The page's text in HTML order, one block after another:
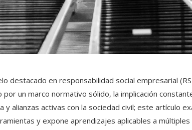
destacado en responsabilidad social empresarial
un marco normativo sólido, la implicación
alianzas activas con la sociedad civil; este artículo
y expone aprendizajes aplicables a múltiples